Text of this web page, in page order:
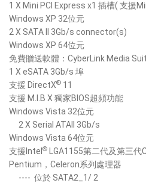
1 X Mini PCI Express x1 插槽( 支援
Windows XP 32位元
2 X SATA II 3Gb/s connector(s)
Windows XP 64位元
免費贈送軟體：CyberLink Media
1 X eSATA 3Gb/s 埠
支援 DirectX® 11
支援 M.I.B X 獨家BIOS超頻功能
Windows Vista 32位元
2 X Serial ATAII 3Gb/s
Windows Vista 64位元
支援Intel ®
LGA1155第二代及第三代
Pentium，Celeron系列處理器
---- 位於 SATA2_1/ 2